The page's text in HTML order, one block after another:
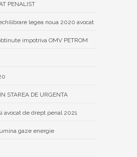
PENALIST
legea noua 2020 avocat
impotriva OMV PETROM
STAREA DE URGENTA
avocat de drept penal 2021
gaze energie